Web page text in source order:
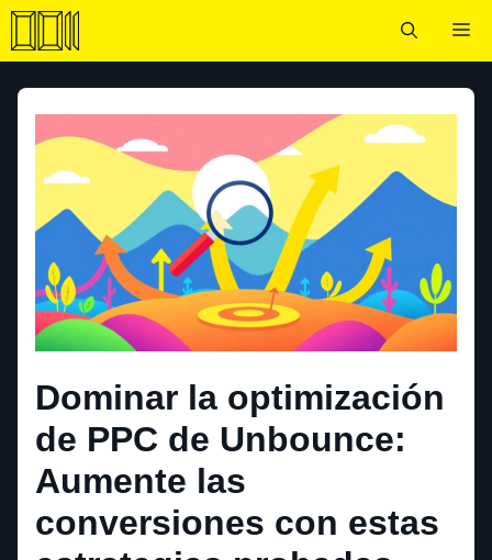
Saltar
al
Dominar la optimización
de PPC de Unbounce:
Aumente las
conversiones con estas